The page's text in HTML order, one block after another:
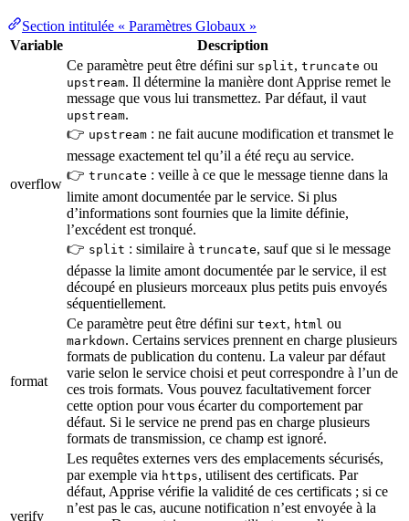
Section intitulée « Paramètres Globaux »
Variable
Description
overflow
Ce paramètre peut être défini sur split, truncate ou
upstream. Il détermine la manière dont Apprise remet le
message que vous lui transmettez. Par défaut, il vaut
upstream.
👉 upstream : ne fait aucune modification et transmet le
message exactement tel qu’il a été reçu au service.
👉 truncate : veille à ce que le message tienne dans la
limite amont documentée par le service. Si plus
d’informations sont fournies que la limite définie,
l’excédent est tronqué.
👉 split : similaire à truncate, sauf que si le message
dépasse la limite amont documentée par le service, il est
découpé en plusieurs morceaux plus petits puis envoyés
séquentiellement.
format
Ce paramètre peut être défini sur text, html ou
markdown. Certains services prennent en charge plusieurs
formats de publication du contenu. La valeur par défaut
varie selon le service choisi et peut correspondre à l’un de
ces trois formats. Vous pouvez facultativement forcer
cette option pour vous écarter du comportement par
défaut. Si le service ne prend pas en charge plusieurs
formats de transmission, ce champ est ignoré.
verify
Les requêtes externes vers des emplacements sécurisés,
par exemple via https, utilisent des certificats. Par
défaut, Apprise vérifie la validité de ces certificats ; si ce
n’est pas le cas, aucune notification n’est envoyée à la